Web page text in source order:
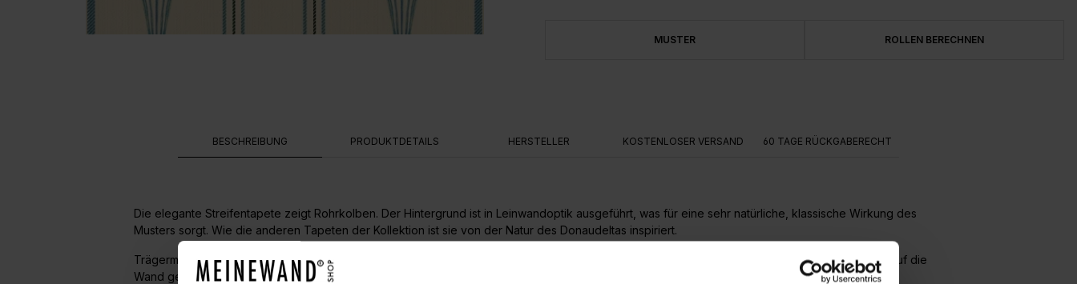
MUSTER ROLLEN BERECHNEN
BESCHREIBUNG PRODUKTDETAILS HERSTELLER KOSTENLOSER VERSAND 60 TAGE RÜCKGABERECHT
Die elegante Streifentapete zeigt Rohrkolben. Der Hintergrund ist in Leinwandoptik ausgeführt, was für eine sehr natürliche, klassische Wirkung des
Musters sorgt. Wie die anderen Tapeten der Kollektion ist sie von der Natur des Donaudeltas inspiriert.
Trägermaterial ist ein hochwertiges Vlies. Dies macht die Anbringung sehr einfach. Die Wand wird eingekleistert und die Bahnen werden direkt auf die
Wand geklebt.